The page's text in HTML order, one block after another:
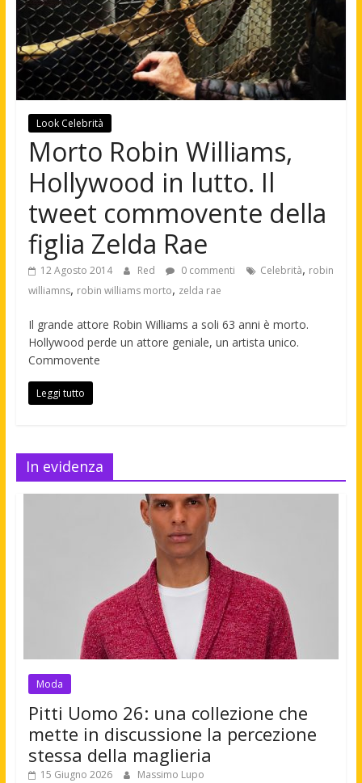
Look Celebrità
Morto Robin Williams,
Hollywood in lutto. Il
tweet commovente della
figlia Zelda Rae
12 Agosto 2014 Red 0 commenti Celebrità, robin
williamns, robin williams morto, zelda rae
Il grande attore Robin Williams a soli 63 anni è morto.
Hollywood perde un attore geniale, un artista unico.
Commovente
Leggi tutto
In evidenza
Moda
Pitti Uomo 26: una collezione che
mette in discussione la percezione
stessa della maglieria
15 Giugno 2026 Massimo Lupo